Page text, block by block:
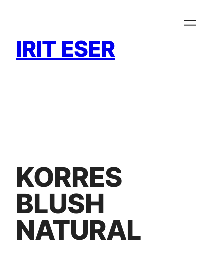
IRIT ESER
KORRES
BLUSH
NATURAL